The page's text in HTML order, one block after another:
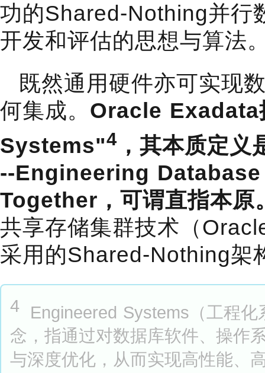
功的Shared-Nothing并行
开发和评估的思想与算法
既然通用硬件亦可实现
何集成。 Oracle Exadata
Systems"4 ，其本质定
--Engineering
Together，可谓直指本原
共享存储集群技术（
采用的Shared-Nothing架
4
Engineered Systems（工程
念，指通过对数据库软件、操作
与深度优化，从而实现高性能、